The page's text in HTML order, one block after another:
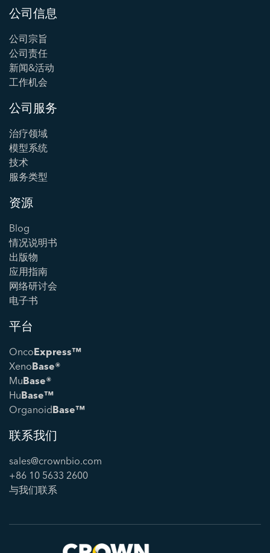
公司信息
公司宗旨
公司责任
新闻&活动
工作机会
公司服务
治疗领域
模型系统
技术
服务类型
资源
Blog
情况说明书
出版物
应用指南
网络研讨会
电子书
平台
OncoExpress™
XenoBase®
MuBase®
HuBase™
OrganoidBase™
联系我们
sales@crownbio.com
+86 10 5633 2600
与我们联系